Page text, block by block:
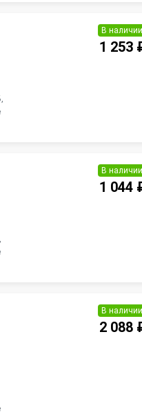
В наличии
1 253
В наличии
1 044
В наличии
2 088